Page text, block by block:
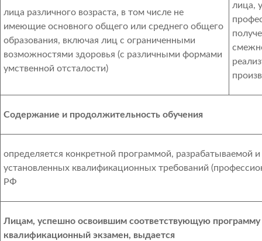
лица различного возраста, в том числе не
имеющие основного общего или среднего общего
образования, включая лиц с ограниченными
возможностями здоровья (с различными формами
умственной отсталости)
лица,
Содержание и продолжительность обучения
определяется конкретной программой,
установленных квалификационных требований
РФ
Лицам, успешно освоившим соответствующую
квалификационный экзамен, выдается